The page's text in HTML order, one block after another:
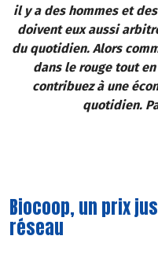
il y a des hommes et
doivent eux aussi
du quotidien. Alors
dans le rouge tout
contribuez à une
quotidien.
Biocoop, un prix
réseau